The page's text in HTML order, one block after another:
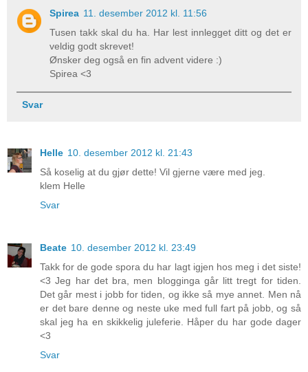
Spirea 11. desember 2012 kl. 11:56
Tusen takk skal du ha. Har lest innlegget ditt og det er
veldig godt skrevet!
Ønsker deg også en fin advent videre :)
Spirea <3
Svar
Helle 10. desember 2012 kl. 21:43
Så koselig at du gjør dette! Vil gjerne være med jeg.
klem Helle
Svar
Beate 10. desember 2012 kl. 23:49
Takk for de gode spora du har lagt igjen hos meg i det siste!
<3 Jeg har det bra, men blogginga går litt tregt for tiden.
Det går mest i jobb for tiden, og ikke så mye annet. Men nå
er det bare denne og neste uke med full fart på jobb, og så
skal jeg ha en skikkelig juleferie. Håper du har gode dager
<3
Svar